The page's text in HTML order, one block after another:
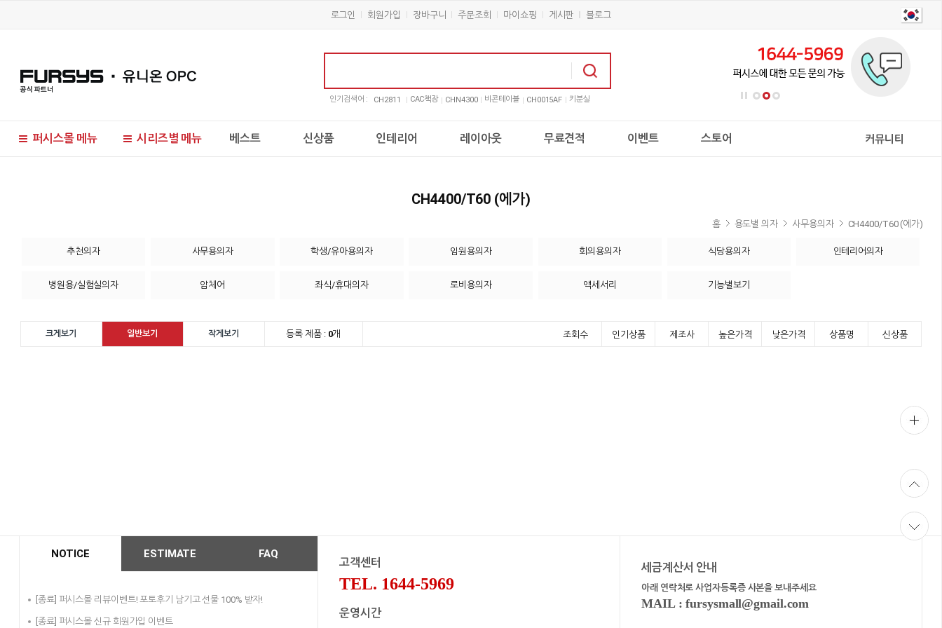
로그인 회원가입 장바구니 주문조회 마이쇼핑 게시판 블로그
인기검색어 : CH2811 CAC책장 CHN4300 비콘테이블 CH0015AF 키분실
퍼시스몰 메뉴 시리즈별 메뉴 베스트 신상품 인테리어 레이아웃 무료견적 이벤트 스토어 커뮤니티
CH4400/T60 (에가)
홈 용도별 의자 사무용의자 CH4400/T60 (에가)
추천의자 사무용의자 학생/유아용의자 임원용의자 회의용의자 식당용의자 인테리어의자
병원용/실험실의자 암체어 좌식/휴대의자 로비용의자 액세서리 기능별보기
크게보기 일반보기 작게보기 등록 제품 : 0개 신상품
상품명
낮은가격
높은가격
제조사
인기상품
조회수
NOTICE ESTIMATE FAQ
[종료] 퍼시스몰 리뷰이벤트! 포토후기 남기고 선물 100% 받자!
[종료] 퍼시스몰 신규 회원가입 이벤트
고객센터
TEL. 1644-5969
운영시간
세금계산서 안내
아래 연락처로 사업자등록증 사본을 보내주세요
MAIL : fursysmall@gmail.com